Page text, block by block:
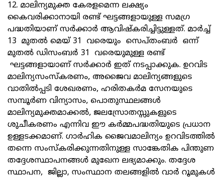
12. മാലിന്യമുക്ത കേരളമെന്ന ലക്ഷ്യം
കൈവരിക്കാനായി രണ്ട് ഘട്ടങ്ങളായുള്ള സമഗ്ര
പദ്ധതിയാണ് സര്‍ക്കാര്‍ ആവിഷ്‌കരിച്ചിട്ടുള്ളത്. മാര്‍ച്ച്
13 മുതല്‍ മെയ് 31 വരെയും സെപ്തംബര്‍ ഒന്ന്
മുതല്‍ ഡിസംബര്‍ 31 വരെയുമുള്ള രണ്ട്
ഘട്ടങ്ങളായാണ് സര്‍ക്കാര്‍ ഇത് നടപ്പാക്കുക. ഉറവിട
മാലിന്യസംസ്‌കരണം, അജൈവ മാലിന്യങ്ങളുടെ
വാതില്‍പ്പടി ശേഖരണം, ഹരിതകര്‍മ സേനയുടെ
സമ്പൂര്‍ണ വിന്യാസം, പൊതുസ്ഥലങ്ങള്‍
മാലിന്യമുക്തമാക്കല്‍, ജലസ്രോതസ്സുകളുടെ
ശുചീകരണം എന്നിവ ഈ കര്‍മ്മപദ്ധതിയുടെ പ്രധാന
ഉള്ളടക്കമാണ്. ഗാര്‍ഹിക ജൈവമാലിന്യം ഉറവിടത്തില്‍
തന്നെ സംസ്‌കരിക്കുന്നതിനുള്ള സാങ്കേതിക പിന്തുണ
തദ്ദേശസ്ഥാപനങ്ങള്‍ മുഖേന ലഭ്യമാക്കും. തദ്ദേശ
സ്ഥാപന, ജില്ലാ, സംസ്ഥാന തലങ്ങളില്‍ വാര്‍ റൂമുകള്‍